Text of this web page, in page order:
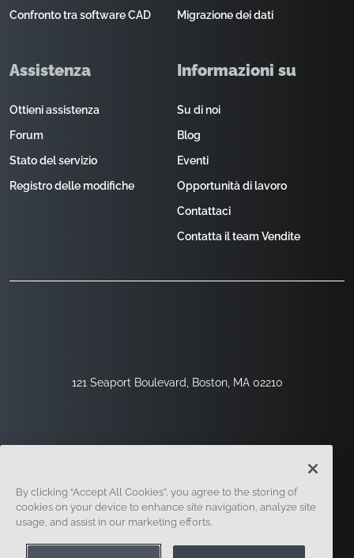
121 Seaport Boulevard, Boston, MA 02210
Confronto tra software CAD
Migrazione dei dati
Assistenza
Ottieni assistenza
Forum
Stato del servizio
Registro delle modifiche
Informazioni su
Su di noi
Blog
Eventi
Opportunità di lavoro
Contattaci
Contatta il team Vendite
Sicurezza
By clicking “Accept All Cookies”, you agree to the storing of
cookies on your device to enhance site navigation, analyze site
usage, and assist in our marketing efforts.